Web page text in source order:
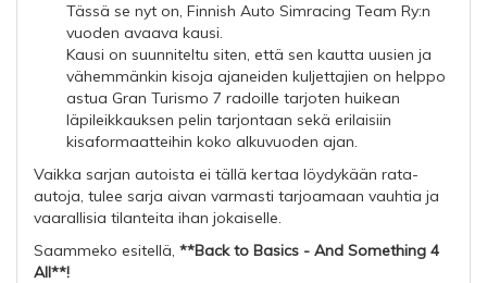
Tässä se nyt on, Finnish Auto Simracing Team Ry:n
vuoden avaava kausi.
Kausi on suunniteltu siten, että sen kautta uusien ja
vähemmänkin kisoja ajaneiden kuljettajien on helppo
astua Gran Turismo 7 radoille tarjoten huikean
läpileikkauksen pelin tarjontaan sekä erilaisiin
kisaformaatteihin koko alkuvuoden ajan.
Vaikka sarjan autoista ei tällä kertaa löydykään rata-
autoja, tulee sarja aivan varmasti tarjoamaan vauhtia ja
vaarallisia tilanteita ihan jokaiselle.
Saammeko esitellä, **Back to Basics - And Something 4
All**!